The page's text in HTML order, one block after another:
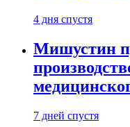
4 дня спустя
Мишустин
7 дней спустя